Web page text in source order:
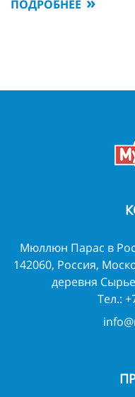
ПОДРОБНЕЕ
Мюллюн Парас в
142060, Россия,
деревня
Тел.: